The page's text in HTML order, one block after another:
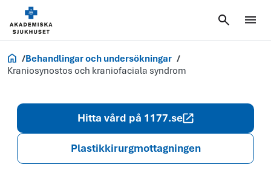
Akademiska.se
Behandlingar och undersökningar
Kraniosynostos och kraniofaciala syndrom
Hitta vård på 1177.se
Plastikkirurgmottagningen